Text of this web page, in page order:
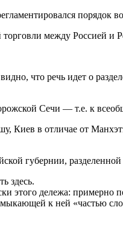
торговли между Россией и
что речь идет о
Сечи — т.е. к
Киев в отличае от
губернии,
здесь.
этого дележа: примерно
к ней «частью